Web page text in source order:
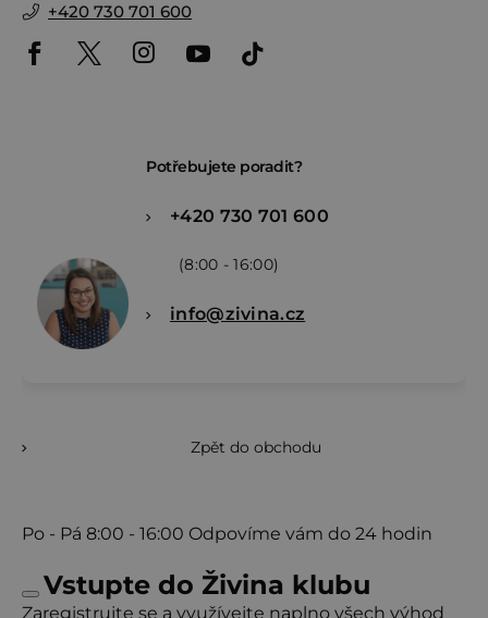
+420 730 701 600
Potřebujete poradit?
+420 730 701 600
(8:00 - 16:00)
info@zivina.cz
Zpět do obchodu
Po - Pá 8:00 - 16:00 Odpovíme vám do 24 hodin
Vstupte do Živina klubu
Zaregistrujte se a využívejte naplno všech výhod